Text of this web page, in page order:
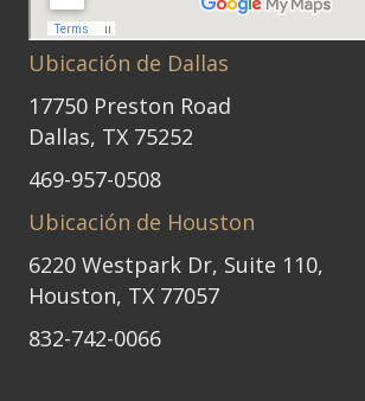
Ubicación de Dallas
17750 Preston Road
Dallas, TX 75252
469-957-0508
Ubicación de Houston
6220 Westpark Dr, Suite 110,
Houston, TX 77057
832-742-0066